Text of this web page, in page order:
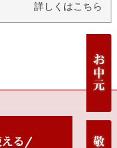
詳しくはこちら
ジト
へ